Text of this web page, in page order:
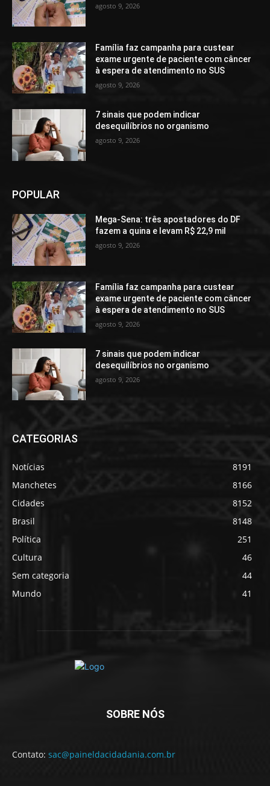
agosto 9, 2026
Família faz campanha para custear
exame urgente de paciente com câncer
à espera de atendimento no SUS
agosto 9, 2026
7 sinais que podem indicar
desequilíbrios no organismo
agosto 9, 2026
POPULAR
Mega-Sena: três apostadores do DF
fazem a quina e levam R$ 22,9 mil
agosto 9, 2026
Família faz campanha para custear
exame urgente de paciente com câncer
à espera de atendimento no SUS
agosto 9, 2026
7 sinais que podem indicar
desequilíbrios no organismo
agosto 9, 2026
CATEGORIAS
Notícias
8191
Manchetes
8166
Cidades
8152
Brasil
8148
Política
251
Cultura
46
Sem categoria
44
Mundo
41
SOBRE NÓS
Contato: sac@paineldacidadania.com.br